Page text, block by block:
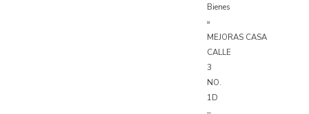
Bienes
»
MEJORAS CASA
CALLE
3
NO.
1D